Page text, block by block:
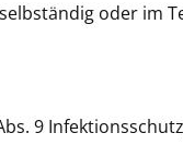
oder im
9